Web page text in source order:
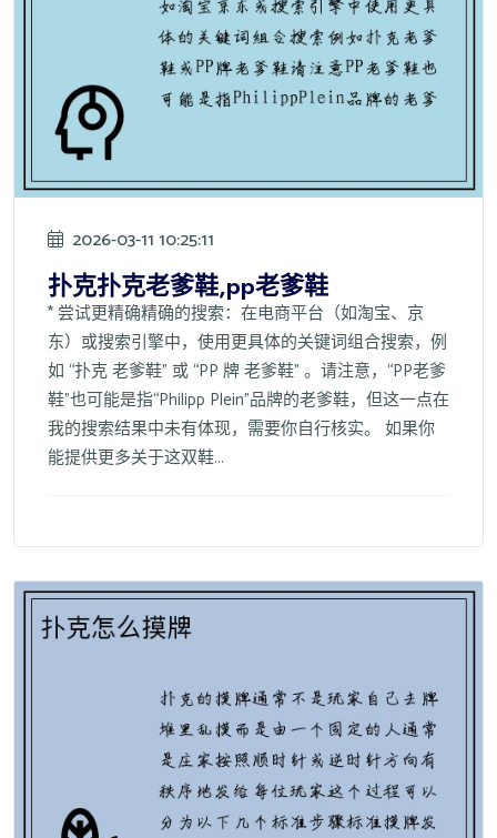
2026-03-11 10:25:11
扑克扑克老爹鞋,pp老爹鞋
* 尝试更精确精确的搜索：在电商平台（如淘宝、京
东）或搜索引擎中，使用更具体的关键词组合搜索，例
如 “扑克 老爹鞋” 或 “PP 牌 老爹鞋” 。请注意，“PP老爹
鞋”也可能是指“Philipp Plein”品牌的老爹鞋，但这一点在
我的搜索结果中未有体现，需要你自行核实。 如果你
能提供更多关于这双鞋...